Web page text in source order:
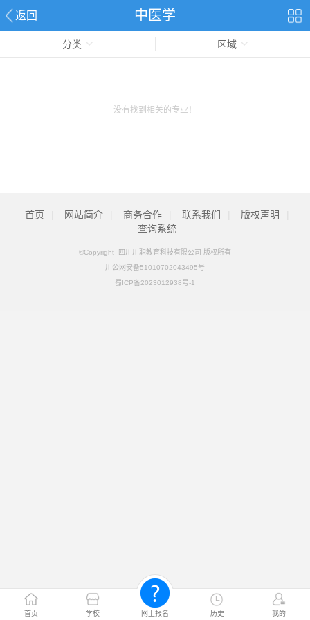
返回 中医学
首页 学校 网上报名 历史 我的
分类 区域
没有找到相关的专业！
首页 网站简介 商务合作 联系我们 版权声明
查询系统
©Copyright 四川川职教育科技有限公司 版权所有
川公网安备51010702043495号
蜀ICP备2023012938号-1